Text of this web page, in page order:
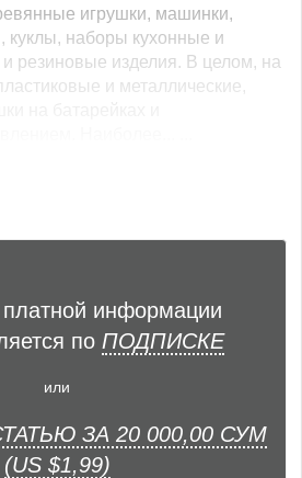
игрушки, машинки,
куклы, наборы кухонные и
резиновые изделия. В целом, на
и металлические,
платной информации
по ПОДПИСКЕ
или
ЗА 20 000,00 СУМ
(US $1,99)